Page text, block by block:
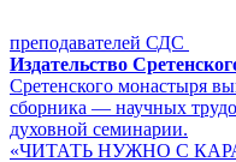
преподавателей СДС
Издательство
Сретенского монастыря
сборника — научных
духовной семинарии.
«ЧИТАТЬ НУЖНО С